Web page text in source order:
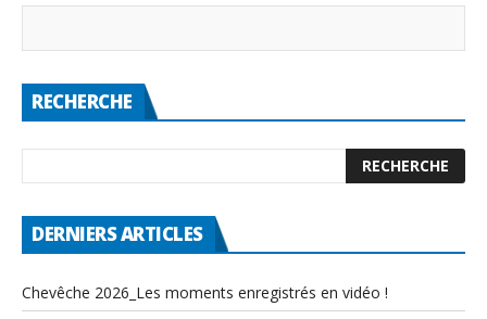
RECHERCHE
DERNIERS ARTICLES
Chevêche 2026_Les moments enregistrés en vidéo !